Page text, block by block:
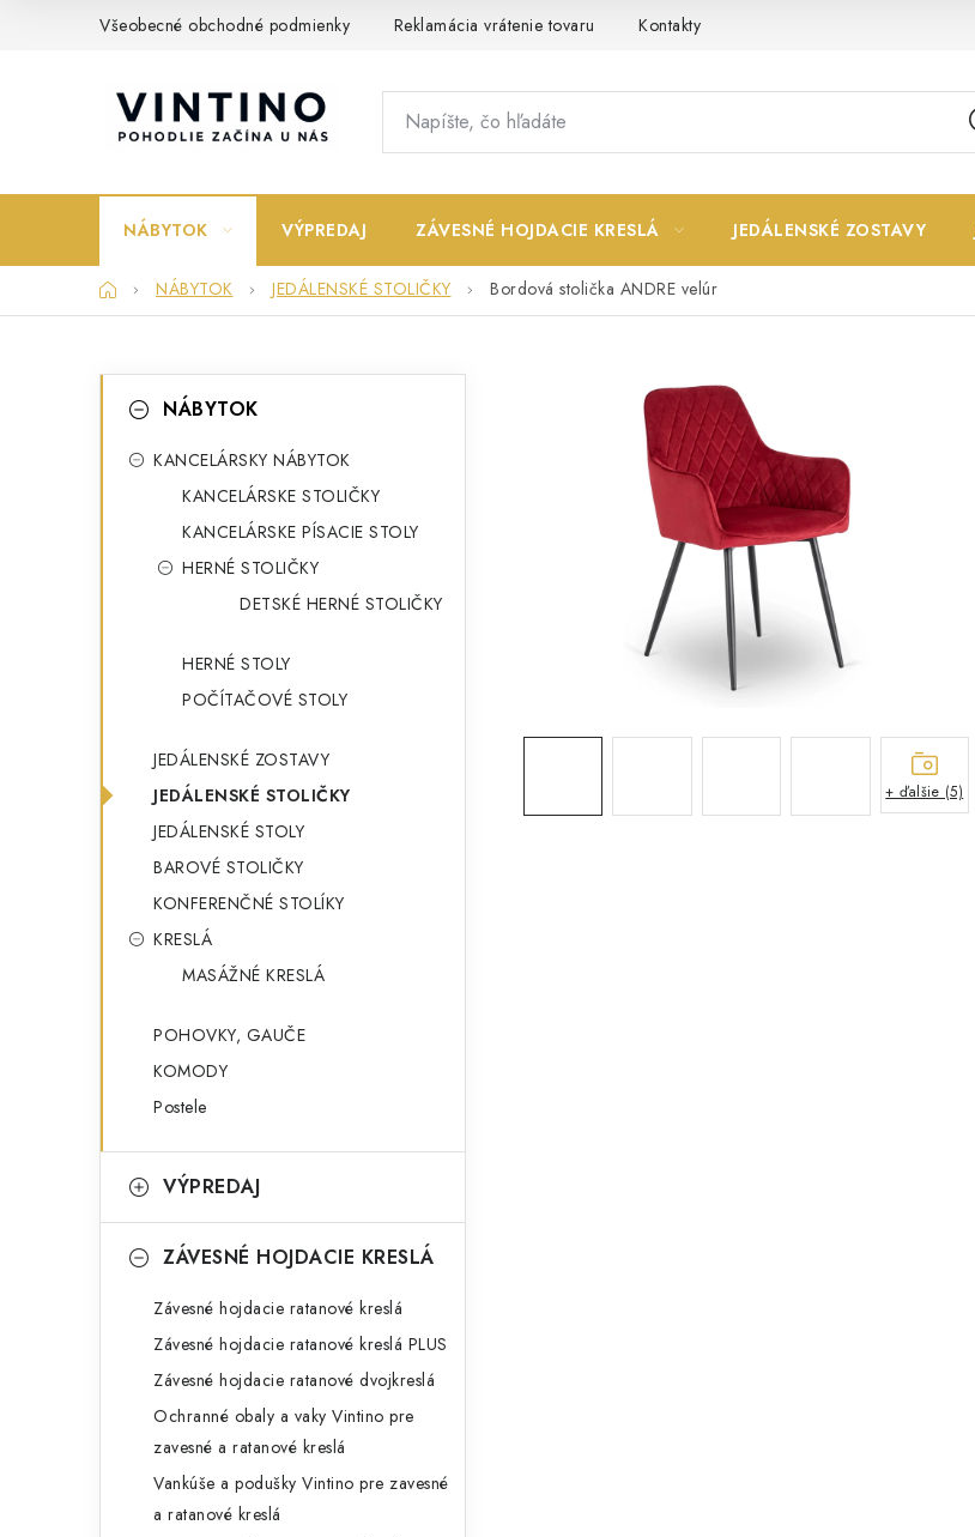
Všeobecné obchodné podmienky Reklamácia vrátenie tovaru Kontakty
NÁBYTOK VÝPREDAJ ZÁVESNÉ HOJDACIE KRESLÁ JEDÁLENSKÉ ZOSTAVY
DomovNÁBYTOK JEDÁLENSKÉ STOLIČKY Bordová stolička ANDRE velúr
l
kategórieNÁBYTOK
KANCELÁRSKY NÁBYTOK
KANCELÁRSKE STOLIČKY
KANCELÁRSKE PÍSACIE STOLY
HERNÉ STOLIČKY
DETSKÉ HERNÉ STOLIČKY
HERNÉ STOLY
POČÍTAČOVÉ STOLY
JEDÁLENSKÉ ZOSTAVY
JEDÁLENSKÉ STOLIČKY
JEDÁLENSKÉ STOLY
BAROVÉ STOLIČKY
KONFERENČNÉ STOLÍKY
KRESLÁ
MASÁŽNÉ KRESLÁ
POHOVKY, GAUČE
KOMODY
Postele
VÝPREDAJ
ZÁVESNÉ HOJDACIE KRESLÁ
Závesné hojdacie ratanové kreslá
Závesné hojdacie ratanové kreslá PLUS
Závesné hojdacie ratanové dvojkreslá
Ochranné obaly a vaky Vintino pre
zavesné a ratanové kreslá
Vankúše a podušky Vintino pre zavesné
a ratanové kreslá
+ ďalšie (5)